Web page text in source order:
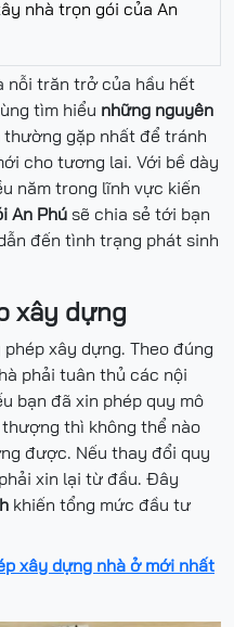
nhà trọn gói của An
nỗi trăn trở của hầu hết
tìm hiểu những nguyên
thường gặp nhất để tránh
cho tương lai. Với bề dày
năm trong lĩnh vực kiến
An Phú sẽ chia sẻ tới bạn
đến tình trạng phát sinh
xây dựng
xây dựng. Theo đúng
phải tuân thủ các nội
bạn đã xin phép quy mô
thượng thì không thể nào
được. Nếu thay đổi quy
xin lại từ đầu. Đây
khiến tổng mức đầu tư
xây dựng nhà ở mới nhất